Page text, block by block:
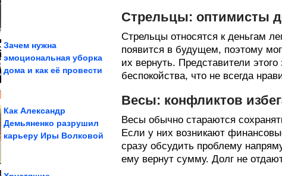
Зачем нужна
эмоциональная уборка
дома и как её провести
Как носить горошек
Как Александр
Демьяненко разрушил
карьеру Иры Волковой
Стрельцы: оптимисты
Стрельцы относятся к деньгам
появится в будущем, поэтому
их вернуть. Представители
беспокойства, что не всегда
Весы: конфликтов
Весы обычно стараются
Если у них возникают
сразу обсудить проблему
ему вернут сумму. Долг не